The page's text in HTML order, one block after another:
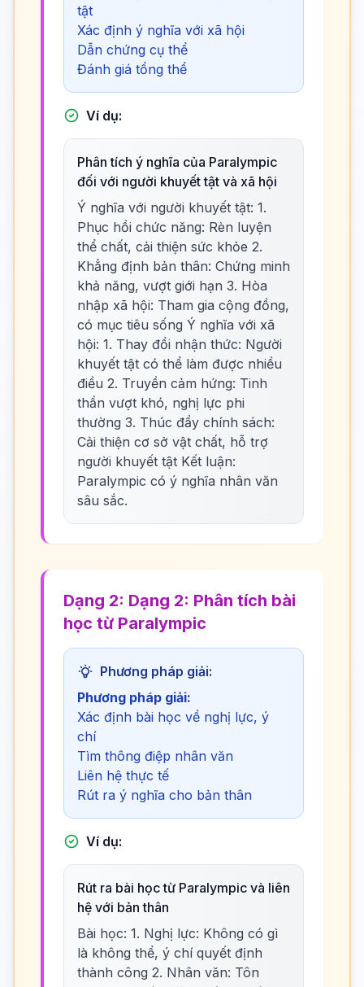
tật
Xác định ý nghĩa với xã hội
Dẫn chứng cụ thể
Đánh giá tổng thể
Ví dụ:
Phân tích ý nghĩa của Paralympic
đối với người khuyết tật và xã hội
Ý nghĩa với người khuyết tật: 1.
Phục hồi chức năng: Rèn luyện
thể chất, cải thiện sức khỏe 2.
Khẳng định bản thân: Chứng minh
khả năng, vượt giới hạn 3. Hòa
nhập xã hội: Tham gia cộng đồng,
có mục tiêu sống Ý nghĩa với xã
hội: 1. Thay đổi nhận thức: Người
khuyết tật có thể làm được nhiều
điều 2. Truyền cảm hứng: Tinh
thần vượt khó, nghị lực phi
thường 3. Thúc đẩy chính sách:
Cải thiện cơ sở vật chất, hỗ trợ
người khuyết tật Kết luận:
Paralympic có ý nghĩa nhân văn
sâu sắc.
Dạng 2: Dạng 2: Phân tích bài
học từ Paralympic
Phương pháp giải:
Phương pháp giải:
Xác định bài học về nghị lực, ý
chí
Tìm thông điệp nhân văn
Liên hệ thực tế
Rút ra ý nghĩa cho bản thân
Ví dụ:
Rút ra bài học từ Paralympic và liên
hệ với bản thân
Bài học: 1. Nghị lực: Không có gì
là không thể, ý chí quyết định
thành công 2. Nhân văn: Tôn